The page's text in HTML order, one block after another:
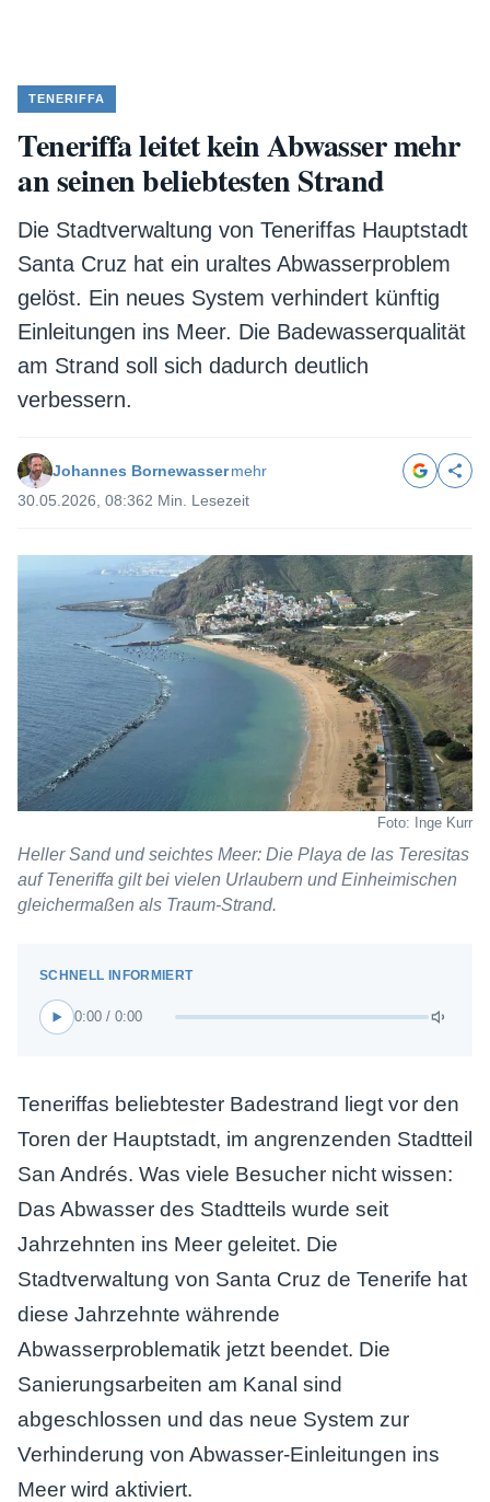
TENERIFFA
Teneriffa leitet kein Abwasser mehr
an seinen beliebtesten Strand
Die Stadtverwaltung von Teneriffas Hauptstadt
Santa Cruz hat ein uraltes Abwasserproblem
gelöst. Ein neues System verhindert künftig
Einleitungen ins Meer. Die Badewasserqualität
am Strand soll sich dadurch deutlich
verbessern.
Johannes Bornewassermehr
30.05.2026, 08:362 Min. Lesezeit
Foto: Inge Kurr
Heller Sand und seichtes Meer: Die Playa de las Teresitas
auf Teneriffa gilt bei vielen Urlaubern und Einheimischen
gleichermaßen als Traum-Strand.
0:00 / 0:00
Teneriffas beliebtester Badestrand liegt vor den
Toren der Hauptstadt, im angrenzenden Stadtteil
San Andrés. Was viele Besucher nicht wissen:
Das Abwasser des Stadtteils wurde seit
Jahrzehnten ins Meer geleitet. Die
Stadtverwaltung von Santa Cruz de Tenerife hat
diese Jahrzehnte währende
Abwasserproblematik jetzt beendet. Die
Sanierungsarbeiten am Kanal sind
abgeschlossen und das neue System zur
Verhinderung von Abwasser-Einleitungen ins
Meer wird aktiviert.